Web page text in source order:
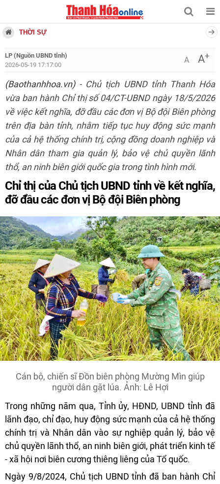
THỜI SỰ
LP (Nguồn UBND tỉnh)
2026-05-19 17:17:00
A A+
(Baothanhhoa.vn)- Chủ tịch UBND tỉnh Thanh Hóa
vừa ban hành Chỉ thị số 04/CT-UBND ngày 18/5/2026
về việc kết nghĩa, đỡ đầu các đơn vị Bộ đội Biên phòng
trên địa bàn tỉnh, nhằm tiếp tục huy động sức mạnh
của cả hệ thống chính trị, cộng đồng doanh nghiệp và
Nhân dân tham gia quản lý, bảo vệ chủ quyền lãnh
thổ, an ninh biên giới quốc gia trong tình hình mới.
Chỉ thị của Chủ tịch UBND tỉnh về kết nghĩa,
đỡ đầu các đơn vị Bộ đội Biên phòng
Cán bộ, chiến sĩ Đồn biên phòng Mường Mìn giúp
người dân gặt lúa. Ảnh: Lê Hợi
Trong những năm qua, Tỉnh ủy, HĐND, UBND tỉnh đã
lãnh đạo, chỉ đạo, huy động sức mạnh của cả hệ thống
chính trị và Nhân dân vào sự nghiệp quản lý, bảo vệ
chủ quyền lãnh thổ, an ninh biên giới, phát triển kinh tế
- xã hội nơi biên cương thiêng liêng của Tổ quốc.
Ngày 9/8/2024, Chủ tịch UBND tỉnh đã ban hành Chỉ